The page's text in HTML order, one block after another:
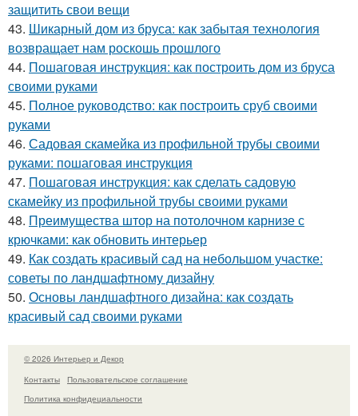
защитить свои вещи
43. Шикарный дом из бруса: как забытая технология
возвращает нам роскошь прошлого
44. Пошаговая инструкция: как построить дом из бруса
своими руками
45. Полное руководство: как построить сруб своими
руками
46. Садовая скамейка из профильной трубы своими
руками: пошаговая инструкция
47. Пошаговая инструкция: как сделать садовую
скамейку из профильной трубы своими руками
48. Преимущества штор на потолочном карнизе с
крючками: как обновить интерьер
49. Как создать красивый сад на небольшом участке:
советы по ландшафтному дизайну
50. Основы ландшафтного дизайна: как создать
красивый сад своими руками
© 2026 Интерьер и Декор
Контакты
Пользовательское соглашение
Политика конфидециальности